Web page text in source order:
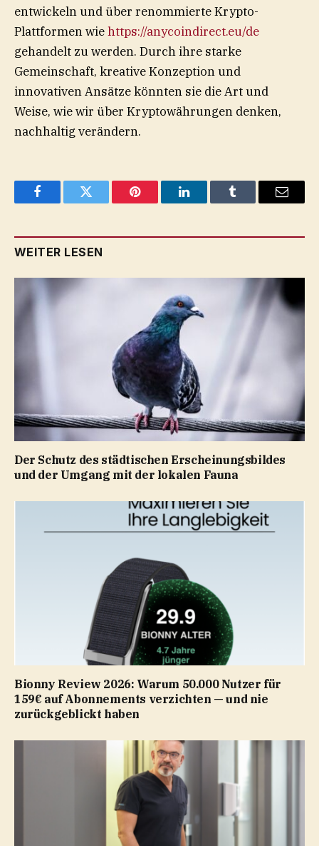
entwickeln und über renommierte Krypto-
Plattformen wiehttps://anycoindirect.eu/de
gehandelt zu werden. Durch ihre starke
Gemeinschaft, kreative Konzeption und
innovativen Ansätze könnten sie die Art und
Weise, wie wir über Kryptowährungen denken,
nachhaltig verändern.
FacebookTwitter Pinterest LinkedInTumblr Email
WEITER LESEN
Der Schutz des städtischen Erscheinungsbildes
und der Umgang mit der lokalen Fauna
Bionny Review 2026: Warum 50.000 Nutzer für
159€ auf Abonnements verzichten — und nie
zurückgeblickt haben